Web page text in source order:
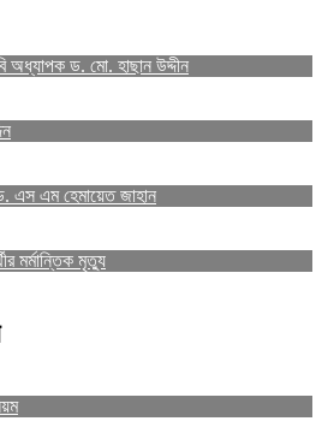
অধ্যাপক ড. মো. হাছান উদ্দীন
এস এম হেমায়েত জাহান
মর্মান্তিক মৃত্যু